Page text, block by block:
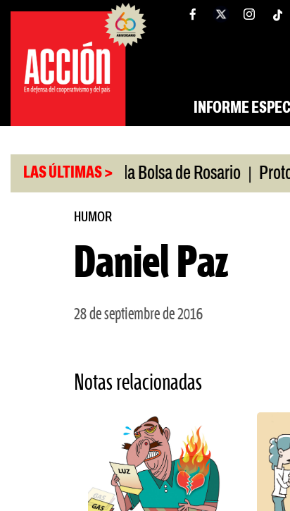
Saltar
contenido
INFORME
LAS ÚLTIMAS >
Caputo en la Bolsa de Rosario |
HUMOR
Daniel Paz
28 de septiembre de 2016
Notas relacionadas